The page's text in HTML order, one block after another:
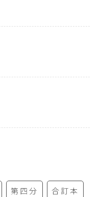
第四分 合訂本